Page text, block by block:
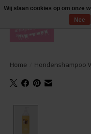
De lekkerste geuren wasparfum
producten --> wasparfum -->
Home Hondenshampoo
Wij slaan cookies op om onze
Nee